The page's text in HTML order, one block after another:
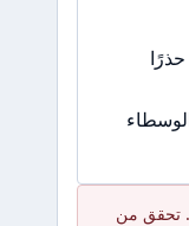
تحقق من